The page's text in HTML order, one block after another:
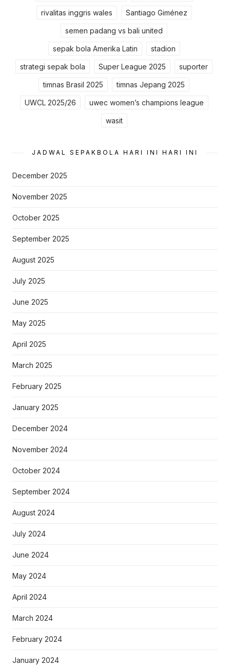
rivalitas inggris wales Santiago Giménez
semen padang vs bali united
sepak bola Amerika Latin stadion
strategi sepak bola Super League 2025 suporter
timnas Brasil 2025 timnas Jepang 2025
UWCL 2025/26 uwec women’s champions league
wasit
JADWAL SEPAKBOLA HARI INI HARI INI
December 2025
November 2025
October 2025
September 2025
August 2025
July 2025
June 2025
May 2025
April 2025
March 2025
February 2025
January 2025
December 2024
November 2024
October 2024
September 2024
August 2024
July 2024
June 2024
May 2024
April 2024
March 2024
February 2024
January 2024